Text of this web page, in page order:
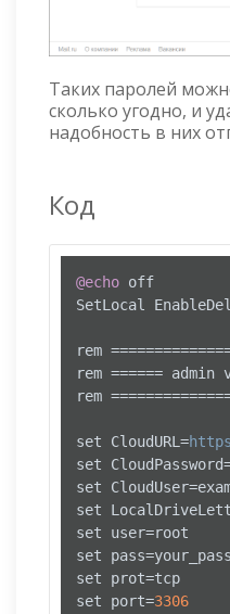
Таких паролей
сколько угодно, и
надобность в них
Код
@echo off
SetLocal
rem
rem ====== admin
rem
set CloudURL=https
set
set
set
set user=root
set
set prot=tcp
set port=3306